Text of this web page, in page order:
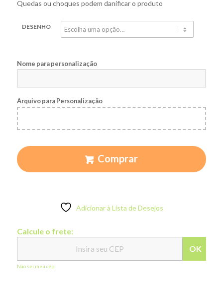
Quedas ou choques podem danificar o produto
DESENHO
Nome para personalização
Arquivo para Personalização
Comprar
Adicionar à Lista de Desejos
Calcule o frete:
OK
Não sei meu cep